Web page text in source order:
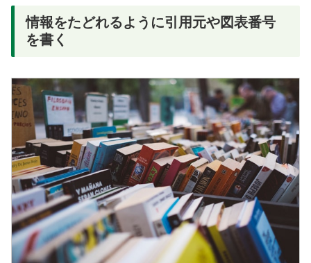
情報をたどれるように引用元や図表番号
を書く